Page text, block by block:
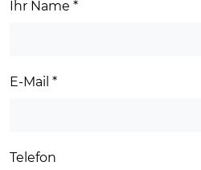
Ihr Name *
E-Mail *
Telefon